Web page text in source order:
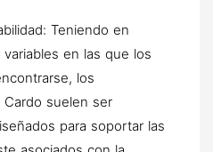
Teniendo en
en las que los
los
suelen ser
para soportar las